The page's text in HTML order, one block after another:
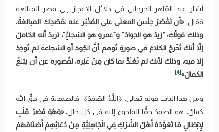
أشار عبد القاهر الجرجاني في دلائل الإعجاز إلى قصر المبالغة
فقال:«أن ‌تَقْصُرَ ‌جنْسَ المعنَى على المُخْبَر عنه لقَصْدِك المبالغةَ،
وذلك قولُك: “زيدٌ هو الجوادُ” و”عمرو هو الشجاعُ”، تريدُ أنه الكاملُ
إلَاّ أنكَ تُخْرجُ الكلامَ في صورةٍ تُوهم أنَّ الجُودَ أو الشجاعةَ لم تُوجَدْ
إلا فيه، وذلك لأنك لم تَعْتَدَّ بما كان مِنْ غَيْره، لقُصوره عن أن يَبْلغَ
الكمالَ»[4]
ومن هذا الباب قوله تعالى: ﴿اللَّهُ ‌الصَّمَدُ﴾ فالصمدية في حقِّ الله
كمالٌ، هو الصمدُ حقًّا الملجوء إليه في كل حال،«وَهُوَ قَصْرُ قَلْبٍ
لِإِبْطَالِ مَا تَعَوَّدَهُ أَهْلُ الشِّرْكِ فِي الْجَاهِلِيَّةِ مِنْ دُعَائِهِمْ أَصْنَامَهُمْ